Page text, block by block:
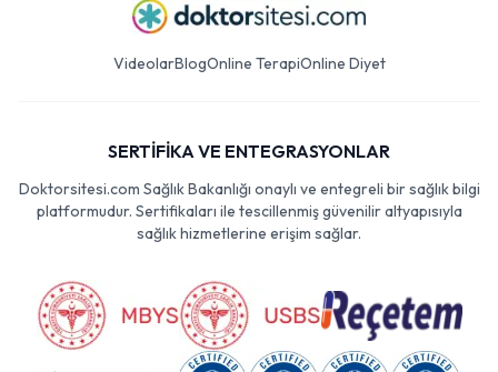
VideolarBlogOnline TerapiOnline Diyet
SERTİFİKA VE ENTEGRASYONLAR
Doktorsitesi.com Sağlık Bakanlığı onaylı ve entegreli bir sağlık bilgi
platformudur. Sertifikaları ile tescillenmiş güvenilir altyapısıyla
sağlık hizmetlerine erişim sağlar.